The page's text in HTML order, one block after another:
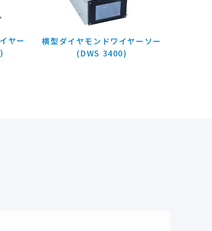
ヤー
横型ダイヤモンドワイヤーソー
(DWS 3400)